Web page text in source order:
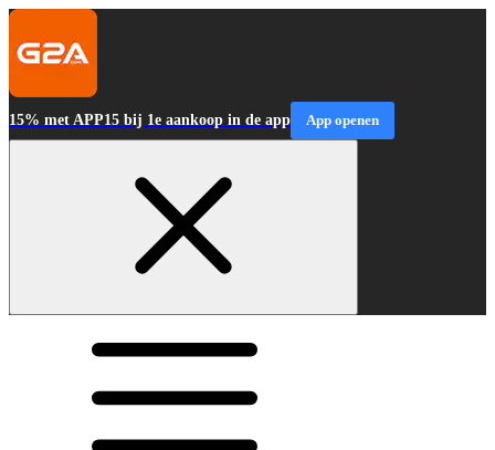
15% met APP15 bij 1e aankoop in de app App openen